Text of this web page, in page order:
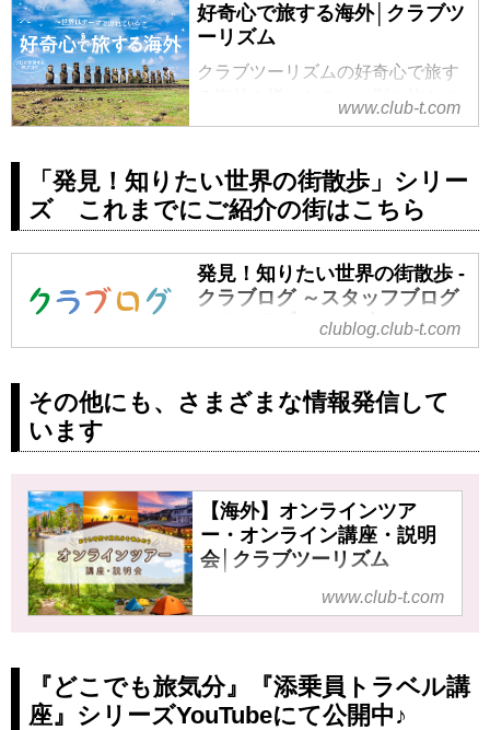
好奇心で旅する海外│クラブツ
ーリズム
クラブツーリズムの好奇心で旅す
る海外！様々なテーマ別の旅をご
紹介！世界の芸術や歴史、鉄道、
けませんか？
www.club-t.com
「発見！知りたい世界の街散歩」シリー
ズ これまでにご紹介の街はこちら
発見！知りたい世界の街散歩 -
クラブログ ～スタッフブログ
～｜クラブツーリズム
る。クラブツーリズムでバスツア
かけましょう。北海道、東北、関
州、ヨーロッパ、アジア、オセア
ニア、アメリカ、カナダ、ハワ
イ。クラブツーリズムのスタッ
ル、そして観光施設の方によるブ
しのツアー情報から観光地の情報
を発信いたします！
clublog.club-t.com
その他にも、さまざまな情報発信して
います
【海外】オンラインツア
ー・オンライン講座・説明
会│クラブツーリズム
海外のオンラインツアー・オン
ライン講座・説明会ならクラブ
見が見つかる、おうち時間で旅
気分を味わおう！
www.club-t.com
『どこでも旅気分』『添乗員トラベル講
座』シリーズYouTubeにて公開中♪